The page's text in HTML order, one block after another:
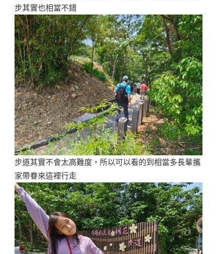
步其實也相當不錯
步道其實不會太高難度，所以可以看的到相當多長輩攜
家帶眷來這裡行走